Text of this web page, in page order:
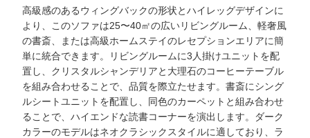
高級感のあるウィングバックの形状とハイレッグデザインに
より、このソファは25〜40㎡の広いリビングルーム、軽奢風
の書斎、または高級ホームステイのレセプションエリアに簡
単に統合できます。リビングルームに3人掛けユニットを配
置し、クリスタルシャンデリアと大理石のコーヒーテーブル
を組み合わせることで、品質を際立たせます。書斎にシング
ルシートユニットを配置し、同色のカーペットと組み合わせ
ることで、ハイエンドな読書コーナーを演出します。ダーク
カラーのモデルはネオクラシックスタイルに適しており、ラ